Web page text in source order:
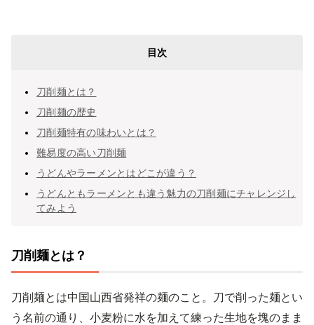
目次
刀削麺とは？
刀削麺の歴史
刀削麺特有の味わいとは？
難易度の高い刀削麺
うどんやラーメンとはどこが違う？
うどんともラーメンとも違う魅力の刀削麺にチャレンジし
てみよう
刀削麺とは？
刀削麺とは中国山西省発祥の麺のこと。刀で削った麺とい
う名前の通り、小麦粉に水を加えて練った生地を塊のまま